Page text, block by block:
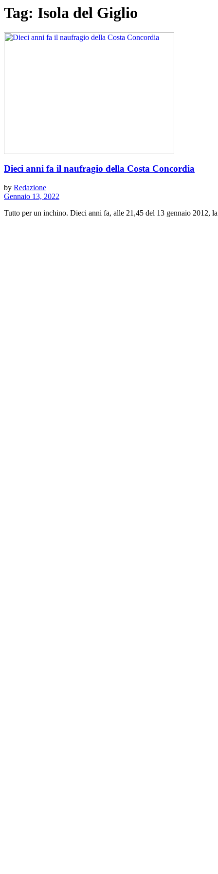
Tag: Isola del Giglio
Dieci anni fa il naufragio della Costa Concordia
by Redazione
Gennaio 13, 2022
Tutto per un inchino. Dieci anni fa, alle 21,45 del 13 gennaio 2012,